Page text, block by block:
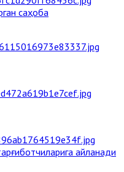
саҳоба
айланади